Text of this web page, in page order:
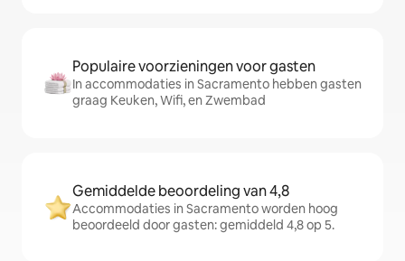
Populaire voorzieningen voor gasten
In accommodaties in Sacramento hebben gasten
graag Keuken, Wifi, en Zwembad
Gemiddelde beoordeling van 4,8
Accommodaties in Sacramento worden hoog
beoordeeld door gasten: gemiddeld 4,8 op 5.